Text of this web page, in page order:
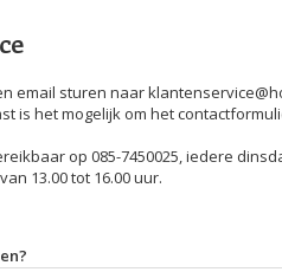
email sturen naar
is het mogelijk om het
op 085-7450025, iedere
13.00 tot 16.00 uur.